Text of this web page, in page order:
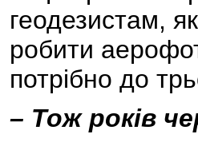
геодезистам,
робити
потрібно до
– Тож років